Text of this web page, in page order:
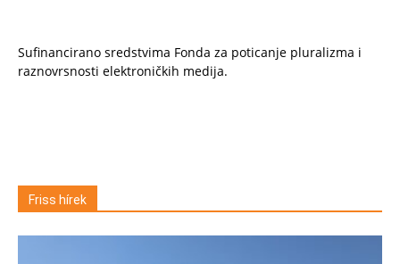
Sufinancirano sredstvima Fonda za poticanje pluralizma i
raznovrsnosti elektroničkih medija.
Friss hírek